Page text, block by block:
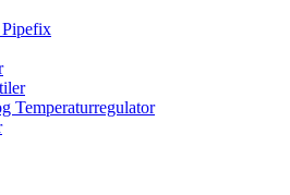
Temperaturregulator